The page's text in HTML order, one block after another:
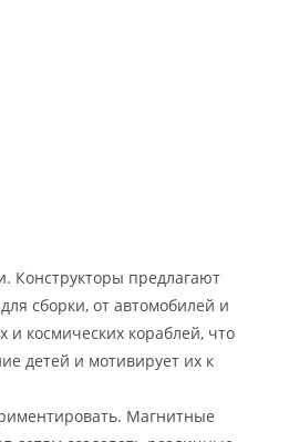
Конструкторы предлагают
сборки, от автомобилей и
и космических кораблей, что
детей и мотивирует их к
Магнитные